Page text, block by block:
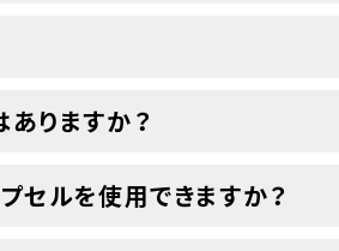
りますか？
セルを使用できますか？